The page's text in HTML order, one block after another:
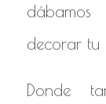
decorar tu
Donde